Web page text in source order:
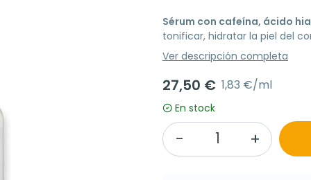
Sérum con cafeína, ácido
tonificar, hidratar la piel del
Ver descripción completa
27,50 € 1,83 €/ml
En stock